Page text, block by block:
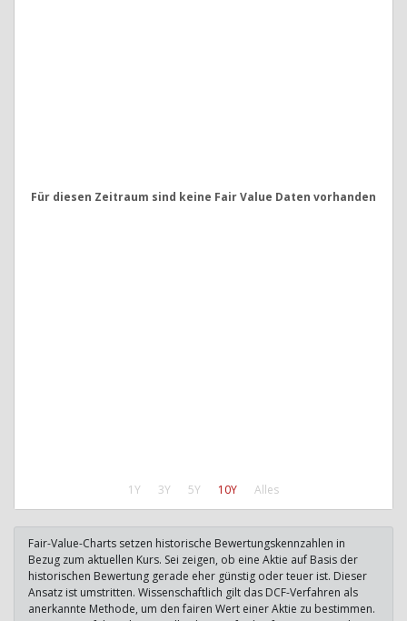
1Y 3Y 5Y 10Y Alles
Für diesen Zeitraum sind keine Fair Value Daten vorhanden
Fair-Value-Charts setzen historische Bewertungskennzahlen in
Bezug zum aktuellen Kurs. Sei zeigen, ob eine Aktie auf Basis der
historischen Bewertung gerade eher günstig oder teuer ist. Dieser
Ansatz ist umstritten. Wissenschaftlich gilt das DCF-Verfahren als
anerkannte Methode, um den fairen Wert einer Aktie zu bestimmen.